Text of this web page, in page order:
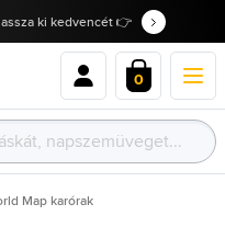
ki kedvencét 👉
0
Map karórak